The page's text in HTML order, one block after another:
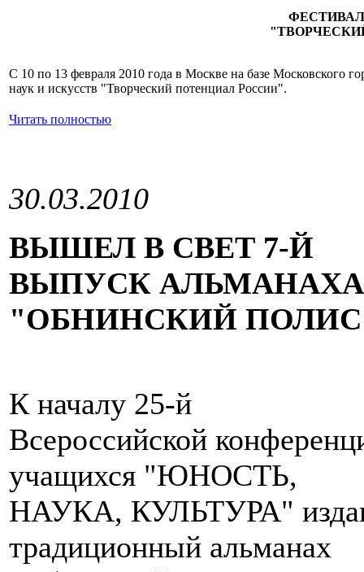
С 10 по 13 февраля 2010 года в Москве на базе Московского
наук и искусств "Творческий потенциал России".
Читать полностью
30.03.2010
ВЫШЕЛ В СВЕТ 7-Й
ВЫПУСК АЛЬМАНАХА
"ОБНИНСКИЙ
К началу 25-й
Всероссийской
учащихся "ЮНОСТЬ,
НАУКА, КУЛЬТУРА"
традиционный альманах